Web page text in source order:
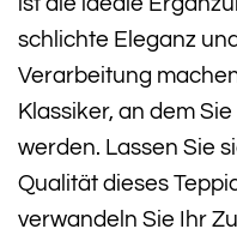
schlichte Eleganz
Verarbeitung
Klassiker, an dem
werden. Lassen Sie
Qualität dieses
verwandeln Sie Ihr